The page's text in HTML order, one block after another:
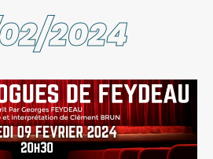
2024